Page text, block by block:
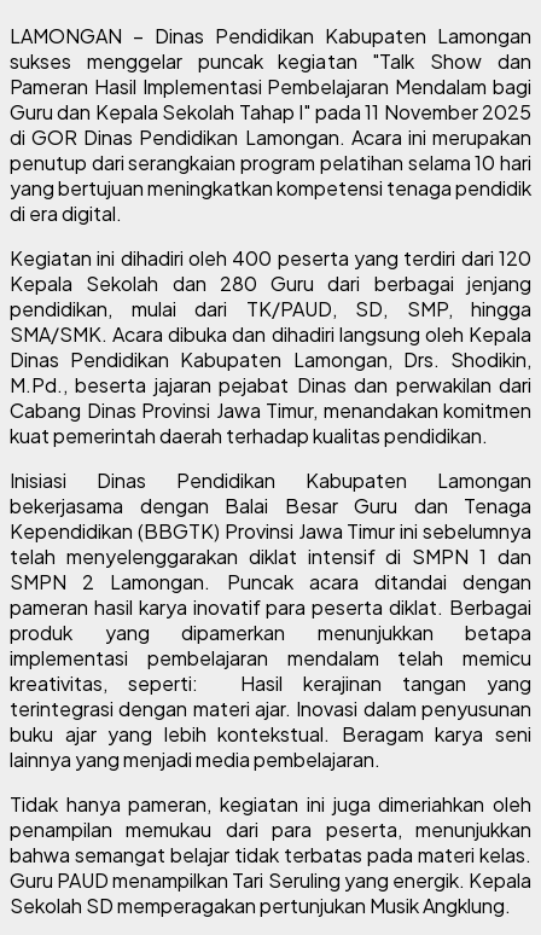
LAMONGAN – Dinas Pendidikan Kabupaten Lamongan
sukses menggelar puncak kegiatan "Talk Show dan
Pameran Hasil Implementasi Pembelajaran Mendalam bagi
Guru dan Kepala Sekolah Tahap I" pada 11 November 2025
di GOR Dinas Pendidikan Lamongan. Acara ini merupakan
penutup dari serangkaian program pelatihan selama 10 hari
yang bertujuan meningkatkan kompetensi tenaga pendidik
di era digital.
Kegiatan ini dihadiri oleh 400 peserta yang terdiri dari 120
Kepala Sekolah dan 280 Guru dari berbagai jenjang
pendidikan, mulai dari TK/PAUD, SD, SMP, hingga
SMA/SMK. Acara dibuka dan dihadiri langsung oleh Kepala
Dinas Pendidikan Kabupaten Lamongan, Drs. Shodikin,
M.Pd., beserta jajaran pejabat Dinas dan perwakilan dari
Cabang Dinas Provinsi Jawa Timur, menandakan komitmen
kuat pemerintah daerah terhadap kualitas pendidikan.
Inisiasi Dinas Pendidikan Kabupaten Lamongan
bekerjasama dengan Balai Besar Guru dan Tenaga
Kependidikan (BBGTK) Provinsi Jawa Timur ini sebelumnya
telah menyelenggarakan diklat intensif di SMPN 1 dan
SMPN 2 Lamongan. Puncak acara ditandai dengan
pameran hasil karya inovatif para peserta diklat. Berbagai
produk yang dipamerkan menunjukkan betapa
implementasi pembelajaran mendalam telah memicu
kreativitas, seperti: Hasil kerajinan tangan yang
terintegrasi dengan materi ajar. Inovasi dalam penyusunan
buku ajar yang lebih kontekstual. Beragam karya seni
lainnya yang menjadi media pembelajaran.
Tidak hanya pameran, kegiatan ini juga dimeriahkan oleh
penampilan memukau dari para peserta, menunjukkan
bahwa semangat belajar tidak terbatas pada materi kelas.
Guru PAUD menampilkan Tari Seruling yang energik. Kepala
Sekolah SD memperagakan pertunjukan Musik Angklung.